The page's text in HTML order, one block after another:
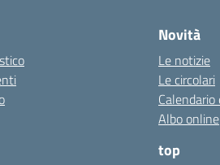
Novità
Le notizie
Le circolari
Albo online
top